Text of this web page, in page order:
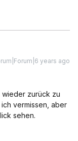
years ago
wieder zurück zu
vermissen, aber
sehen.